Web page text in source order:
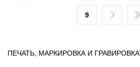
9
ПЕЧАТЬ, МАРКИРОВКА И ГРАВИРОВКА